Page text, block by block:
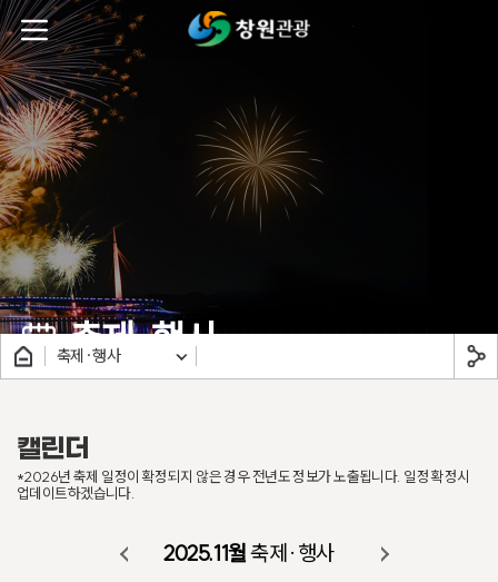
주메뉴바로가기
본문바로가기
축제·행사
축제·행사
캘린더
*2026년 축제 일정이 확정되지 않은 경우 전년도 정보가 노출됩니다. 일정 확정시
업데이트하겠습니다.
2025.11월축제·행사